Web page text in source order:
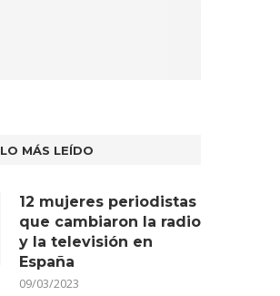
LO MÁS LEÍDO
12 mujeres periodistas
que cambiaron la radio
y la televisión en
España
09/03/2023